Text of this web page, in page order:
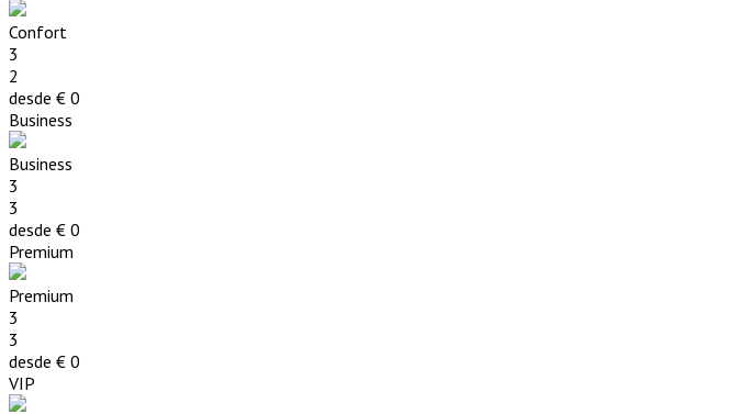
Confort
3
2
desde € 0
Business
Business
3
3
desde € 0
Premium
Premium
3
3
desde € 0
VIP